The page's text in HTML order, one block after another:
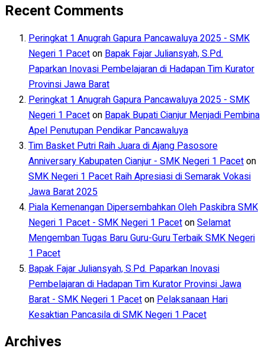
Recent Comments
Peringkat 1 Anugrah Gapura Pancawaluya 2025 - SMK
Negeri 1 PacetonBapak Fajar Juliansyah, S.Pd.
Paparkan Inovasi Pembelajaran di Hadapan Tim Kurator
Provinsi Jawa Barat
Peringkat 1 Anugrah Gapura Pancawaluya 2025 - SMK
Negeri 1 PacetonBapak Bupati Cianjur Menjadi Pembina
Apel Penutupan Pendikar Pancawaluya
Tim Basket Putri Raih Juara di Ajang Pasosore
Anniversary Kabupaten Cianjur - SMK Negeri 1 Paceton
SMK Negeri 1 Pacet Raih Apresiasi di Semarak Vokasi
Jawa Barat 2025
Piala Kemenangan Dipersembahkan Oleh Paskibra SMK
Negeri 1 Pacet - SMK Negeri 1 PacetonSelamat
Mengemban Tugas Baru Guru-Guru Terbaik SMK Negeri
1 Pacet
Bapak Fajar Juliansyah, S.Pd. Paparkan Inovasi
Pembelajaran di Hadapan Tim Kurator Provinsi Jawa
Barat - SMK Negeri 1 PacetonPelaksanaan Hari
Kesaktian Pancasila di SMK Negeri 1 Pacet
Archives